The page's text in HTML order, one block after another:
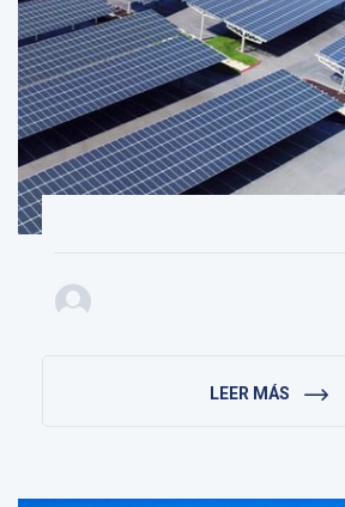
LEER MÁS